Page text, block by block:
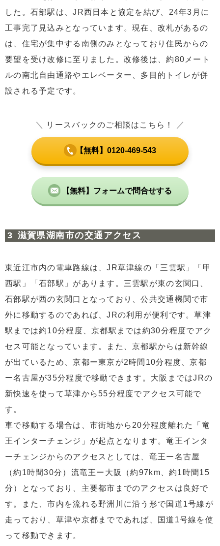
した。石部駅は、JR西日本と協定を結び、24年3月に
工事完了見込みとなっています。現在、改札があるの
は、住宅が集中する南側のみとなっており住民からの
要望を受け改修に至りました。改修後は、約80メート
ルの南北自由通路やエレベーター、多目的トイレが併
設される予定です。
＼ リースバックのご相談はこちら！ ／
【無料】0120-469-543
【無料】フォームで問合せする
滋賀県湖南市の交通アクセス
東近江市内の電車路線は、JR草津線の「三雲駅」「甲
西駅」「石部駅」があります。三雲駅が東の玄関口、
石部駅が西の玄関口となっており、公共交通機関で市
外に移動するのであれば、JRの利用が便利です。草津
駅までは約10分程度、京都駅までは約30分程度でアク
セス可能となっています。また、京都駅からは新幹線
が出ているため、京都ー東京が2時間10分程度、京都
ー名古屋が35分程度で移動できます。大阪まではJRの
新快速を使って草津から55分程度でアクセス可能で
す。
車で移動する場合は、市街地から20分程度離れた「竜
王インターチェンジ」が起点となります。竜王インタ
ーチェンジからのアクセスとしては、竜王ー名古屋
（約1時間30分）流竜王ー大阪（約97km、約1時間15
分）となっており、主要都市までのアクセスは良好で
す。また、市内を流れる野洲川に沿う形で国道1号線が
走っており、草津や京都までであれば、国道1号線を使
って移動できます。